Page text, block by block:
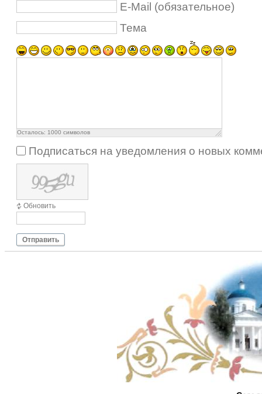
E-Mail (обязательное)
Тема
Осталось: 1000 символов
Подписаться на уведомления о новых
Обновить
Отправить